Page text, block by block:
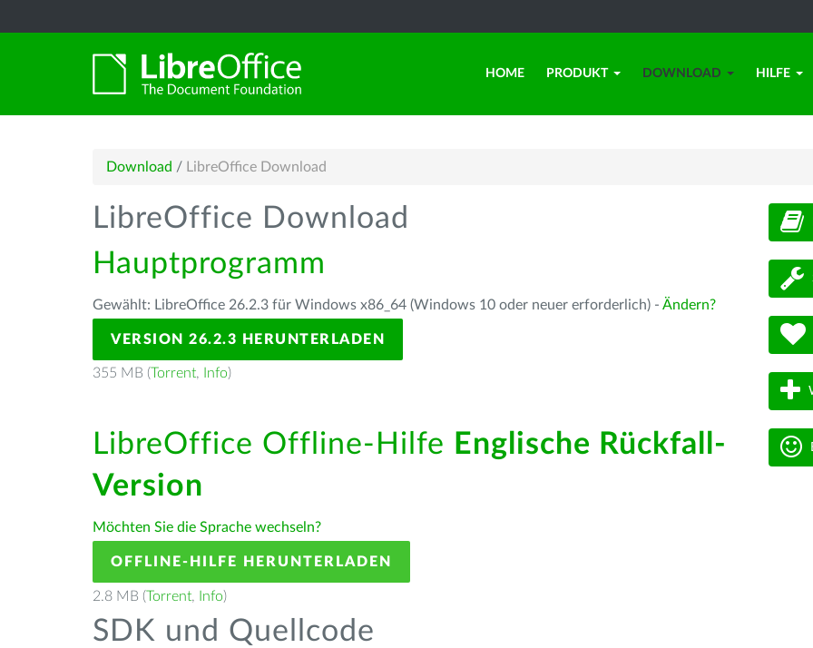
HOME PRODUKT DOWNLOAD HILFE
Download / LibreOffice Download
LibreOffice Download
Hauptprogramm
Gewählt: LibreOffice 26.2.3 für Windows x86_64 (Windows 10 oder neuer erforderlich) - Ändern?
VERSION 26.2.3 HERUNTERLADEN
355 MB (Torrent, Info)
LibreOffice Offline-Hilfe Englische Rückfall-
Version
Möchten Sie die Sprache wechseln?
OFFLINE-HILFE HERUNTERLADEN
2.8 MB (Torrent, Info)
SDK und Quellcode